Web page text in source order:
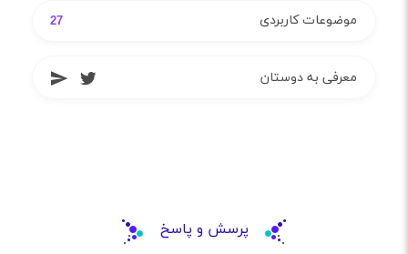
موضوعات کاربردی 27
معرفی به دوستان
پرسش و پاسخ